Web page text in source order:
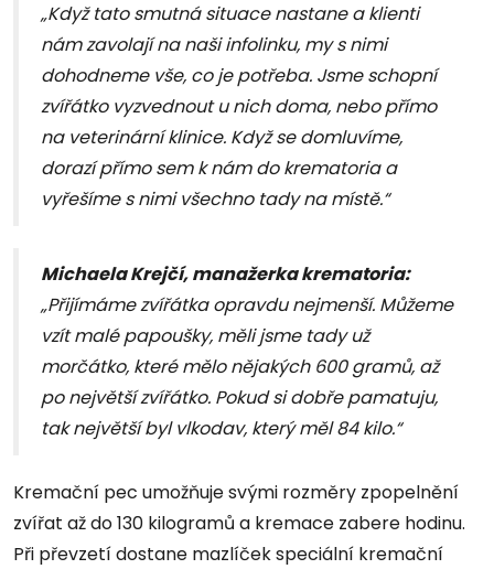
„Když tato smutná situace nastane a klienti
nám zavolají na naši infolinku, my s nimi
dohodneme vše, co je potřeba. Jsme schopní
zvířátko vyzvednout u nich doma, nebo přímo
na veterinární klinice. Když se domluvíme,
dorazí přímo sem k nám do krematoria a
vyřešíme s nimi všechno tady na místě.“
Michaela Krejčí, manažerka krematoria:
„Přijímáme zvířátka opravdu nejmenší. Můžeme
vzít malé papoušky, měli jsme tady už
morčátko, které mělo nějakých 600 gramů, až
po největší zvířátko. Pokud si dobře pamatuju,
tak největší byl vlkodav, který měl 84 kilo.“
Kremační pec umožňuje svými rozměry zpopelnění
zvířat až do 130 kilogramů a kremace zabere hodinu.
Při převzetí dostane mazlíček speciální kremační